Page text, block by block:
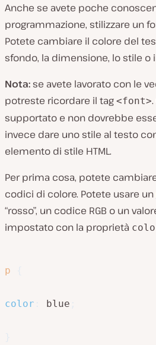
Anche se avete poche
programmazione, stilizzare un
Potete cambiare il colore del
sfondo, la dimensione, lo stile o
Nota: se avete lavorato con le
potreste ricordare il tag <font>
supportato e non dovrebbe
invece dare uno stile al testo
elemento di stile HTML.
Per prima cosa, potete
codici di colore. Potete usare un
“rosso”, un codice RGB o un
impostato con la proprietà
p
color blue